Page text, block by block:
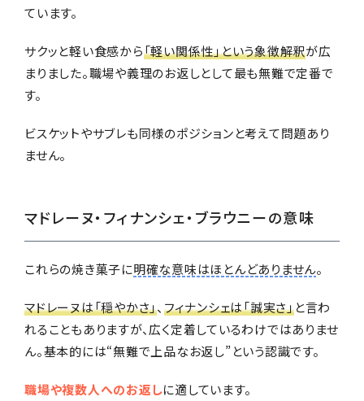
ています。
サクッと軽い食感から「軽い関係性」という象徴解釈が広
まりました。職場や義理のお返しとして最も無難で定番で
す。
ビスケットやサブレも同様のポジションと考えて問題あり
ません。
マドレーヌ・フィナンシェ・ブラウニーの意味
これらの焼き菓子に明確な意味はほとんどありません。
マドレーヌは「穏やかさ」、 フィナンシェは「誠実さ」と言わ
れることもありますが、広く定着しているわけではありませ
ん。基本的には“無難で上品なお返し”という認識です。
職場や複数人へのお返しに適しています。